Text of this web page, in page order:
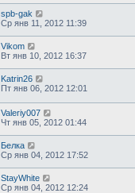
spb-gak
Ср янв 11, 2012 11:39
Vikom
Вт янв 10, 2012 16:37
Katrin26
Пт янв 06, 2012 12:01
Valeriy007
Чт янв 05, 2012 01:44
Белка
Ср янв 04, 2012 17:52
StayWhite
Ср янв 04, 2012 12:24